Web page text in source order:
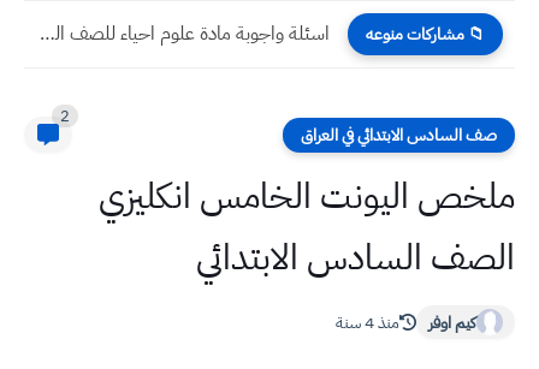
📁 مشاركات منوعه اسئلة واجوبة مادة علوم احياء للصف الثاني المتوسط الاسبوع الثاني...
صف السادس الابتدائي في العراق
2
ملخص اليونت الخامس انكليزي
الصف السادس الابتدائي
كيم اوفر منذ 4 سنة